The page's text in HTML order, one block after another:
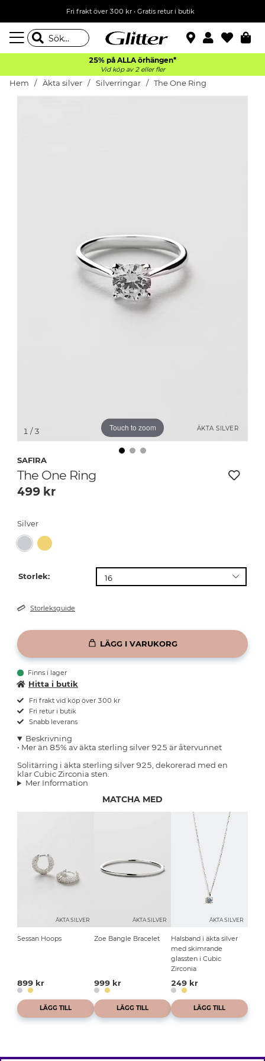
Fri frakt över 300 kr• Gratis retur i butik
25% på ALLA örhängen*
Vid köp av 2 eller fler
Hem Äkta silver Silverringar The One Ring
ÄKTA SILVER
Touch to zoom
1 / 3
SAFIRA
The One Ring
499 kr
Silver
Storlek:
Storleksguide
LÄGG I VARUKORG
Finns i lager
Hitta i butik
Fri frakt vid köp över 300 kr
Fri retur i butik
Snabb leverans
Beskrivning
• Mer än 85% av äkta sterling silver 925 är återvunnet
Solitärring i äkta sterling silver 925, dekorerad med en
klar Cubic Zirconia sten.
Mer Information
MATCHA MED
ÄKTA SILVER
Sessan Hoops
899 kr
LÄGG TILL
ÄKTA SILVER
Zoe Bangle Bracelet
999 kr
LÄGG TILL
ÄKTA SILVER
Halsband i äkta silver
med skimrande
glassten i Cubic
Zirconia
249 kr
LÄGG TILL